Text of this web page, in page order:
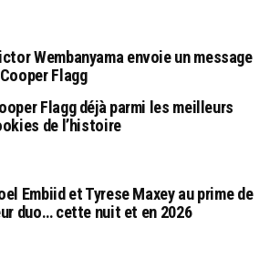
Wembanyama envoie un message
Flagg
Flagg déjà parmi les meilleurs
de l’histoire
Embiid et Tyrese Maxey au prime de
duo… cette nuit et en 2026